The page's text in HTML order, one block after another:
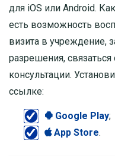
для iOS или Android.
есть возможность
визита в учреждение,
разрешения,
консультации.
ссылке:
Google Play;
App Store.